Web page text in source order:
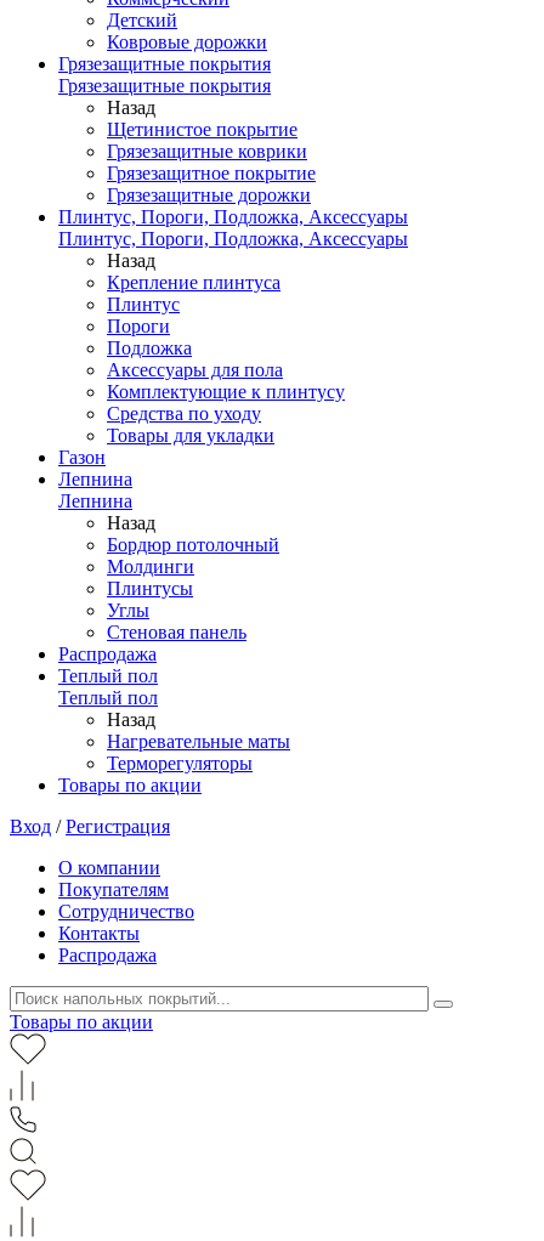
Детский
Ковровые дорожки
Грязезащитные покрытия
Грязезащитные покрытия
Назад
Щетинистое покрытие
Грязезащитные коврики
Грязезащитное покрытие
Грязезащитные дорожки
Плинтус, Пороги, Подложка, Аксессуары
Плинтус, Пороги, Подложка, Аксессуары
Назад
Крепление плинтуса
Плинтус
Пороги
Подложка
Аксессуары для пола
Комплектующие к плинтусу
Средства по уходу
Товары для укладки
Газон
Лепнина
Лепнина
Назад
Бордюр потолочный
Молдинги
Плинтусы
Углы
Стеновая панель
Распродажа
Теплый пол
Теплый пол
Назад
Нагревательные маты
Терморегуляторы
Товары по акции
Вход /Регистрация
О компании
Покупателям
Сотрудничество
Контакты
Распродажа
Товары по акции